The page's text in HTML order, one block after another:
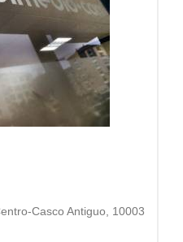
Casco Antiguo, 10003